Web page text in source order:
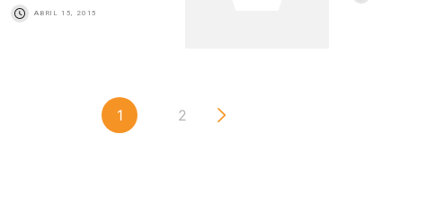
ABRIL 15, 2015
1 2